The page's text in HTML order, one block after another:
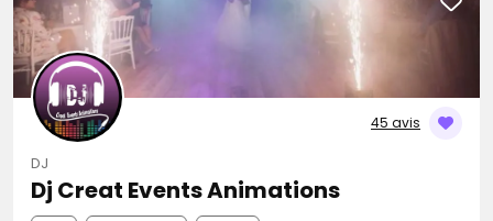
45 avis
DJ
Dj Creat Events Animations